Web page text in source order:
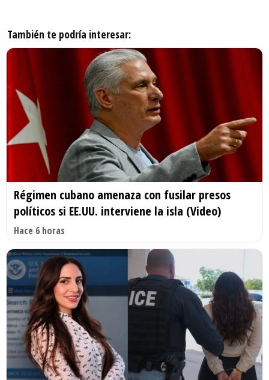
También te podría interesar:
Régimen cubano amenaza con fusilar presos
políticos si EE.UU. interviene la isla (Video)
Hace 6 horas